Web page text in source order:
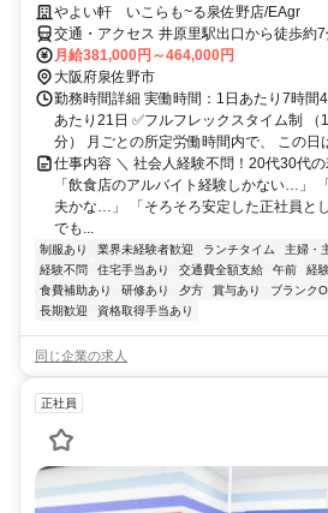
やよい軒 いこらも~る泉佐野店/EAgr
交通・アクセス 井原里駅出口から徒歩約
月給381,000円～464,000円
大阪府泉佐野市
勤務時間詳細 実働時間：1日あたり7時間
あたり21日 ✅フルフレックスタイム制
分） 月ごとの所定労働時間内で、 この日
仕事内容 ＼ 社会人経験不問！20代30代
「飲食店のアルバイト経験しかない…」
夫かな…」 「そろそろ安定した正社員と
でも...
制服あり 業界未経験者歓迎 ランチタイム 主婦・
経験不問
住宅手当あり 交通費全額支給 午前 経
食費補助あり
研修あり 夕方 賞与あり ブランク
長期歓迎
資格取得手当あり
同じ企業の求人
正社員